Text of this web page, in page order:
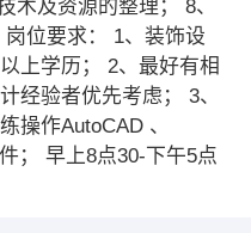
术及资源的整理； 8、
位要求： 1、装饰设
上学历； 2、最好有相
经验者优先考虑； 3、
操作AutoCAD 、
； 早上8点30-下午5点